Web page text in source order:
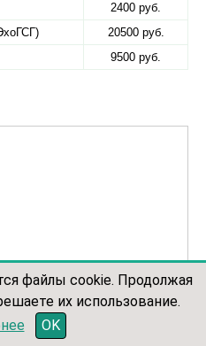
2400 руб.
20500 руб.
9500 руб.
по телефону
файлы cookie. Продолжая
их использование.
OK